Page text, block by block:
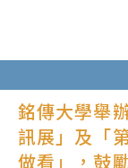
至
主
內
容
銘傳大學舉
訊展」及「
做看」，鼓